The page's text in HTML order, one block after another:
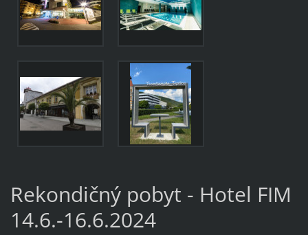
Rekondičný pobyt - Hotel FIM
14.6.-16.6.2024